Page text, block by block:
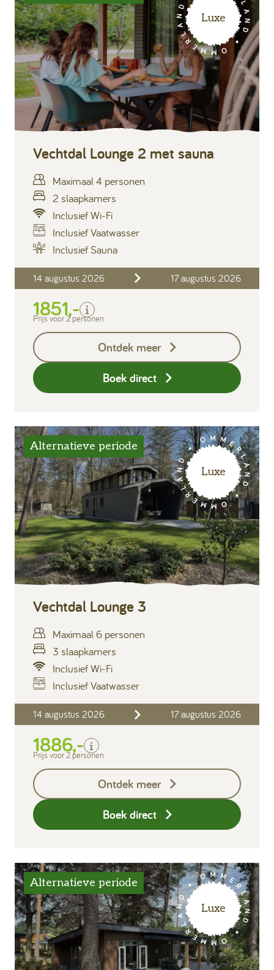
Luxe
Vechtdal Lounge 2 met sauna
Maximaal 4 personen
2 slaapkamers
Inclusief Wi-Fi
Inclusief Vaatwasser
Inclusief Sauna
14 augustus 2026 17 augustus 2026
1851,-
Bedlinnen
per persoon (2 handdoeken en
1 badlaken)
Eindschoonmaak
Prijs voor 2 personen
Ontdek meer
Boek direct
Luxe
Alternatieve periode
Vechtdal Lounge 3
Maximaal 6 personen
3 slaapkamers
Inclusief Wi-Fi
Inclusief Vaatwasser
14 augustus 2026 17 augustus 2026
1886,-
Inclusief
Verblijfskosten
Keukendoekenpakket
Eindschoonmaak
Prijs voor 2 personen
Ontdek meer
Boek direct
Luxe
Alternatieve periode